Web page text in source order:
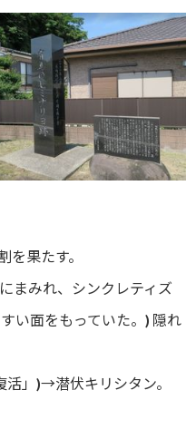
果たす。
まみれ、シンクレティズ
い面をもっていた。) 隠れ
」)→潜伏キリシタン。